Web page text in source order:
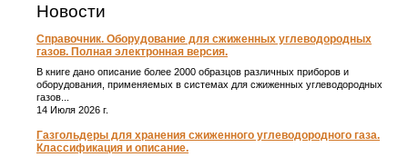
Новости
Справочник. Оборудование для сжиженных углеводородных
газов. Полная электронная версия.
В книге дано описание более 2000 образцов различных приборов и
оборудования, применяемых в системах для сжиженных углеводородных
газов...
14 Июля 2026 г.
Газгольдеры для хранения сжиженного углеводородного газа.
Классификация и описание.